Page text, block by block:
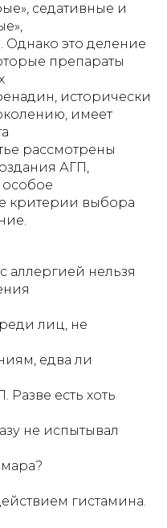
седативные и
Однако это деление
препараты
исторически
имеет
рассмотрены
АГП,
особое
критерии выбора
аллергией нельзя
лиц, не
едва ли
есть хоть
не испытывал
гистамина.